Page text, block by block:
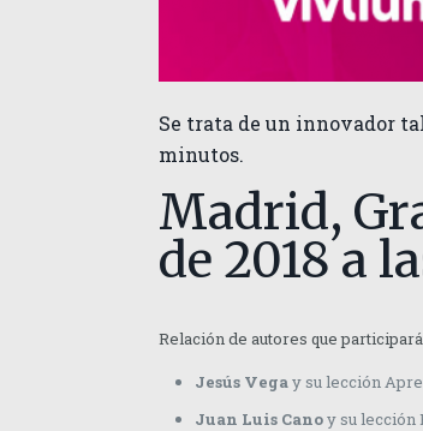
Se trata de un innovador
minutos.
Madrid,
de 2018 a
Relación de autores que
Jesús Vegay su lección
Juan Luis Canoy su lección